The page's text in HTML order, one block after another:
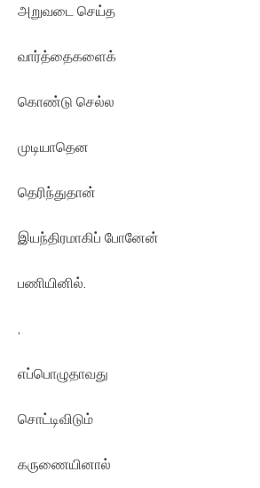
அறுவடை செய்த
வார்த்தைகளைக்
கொண்டு செல்ல
முடியாதென
தெரிந்துதான்
இயந்திரமாகிப் போனேன்
பணியினில்.
எப்பொழுதாவது
சொட்டிவிடும்
கருணையினால்